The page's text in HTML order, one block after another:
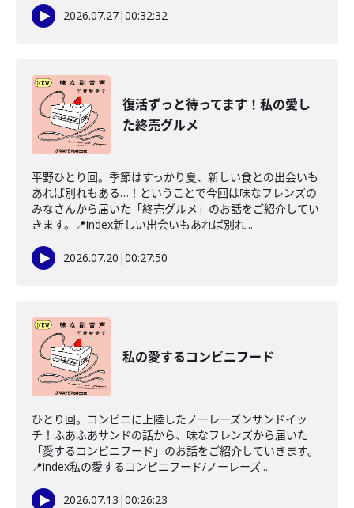
2026.07.27|00:32:32
復活ずっと待ってます！私の愛し
た終売グルメ
平野ひとり回。季節はすっかり夏、新しい食との出会いも
あれば別れもある…！ということで今回は味なフレンズの
みなさんから届いた「終売グルメ」のお話をご紹介してい
きます。📍index新しい出会いもあれば別れ...
2026.07.20 |00:27:50
私の愛するコンビニフード
ひとり回。コンビニに上陸したノーレーズンサンドイッ
チ！ふあふあサンドの話から、味なフレンズから届いた
「愛するコンビニフード」のお話をご紹介していきます。
📍index私の愛するコンビニフード/ノーレーズ...
2026.07.13 |00:26:23